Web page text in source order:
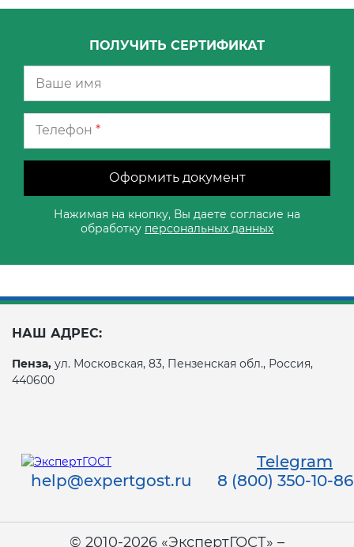
ПОЛУЧИТЬ СЕРТИФИКАТ
Телефон *
Оформить документ
Нажимая на кнопку, Вы даете согласие на
обработку персональных данных
НАШ АДРЕС:
Пенза, ул. Московская, 83, Пензенская обл., Россия,
440600
Telegram
help@expertgost.ru
8 (800) 350-10-86
© 2010-2026 «ЭкспертГОСТ» –